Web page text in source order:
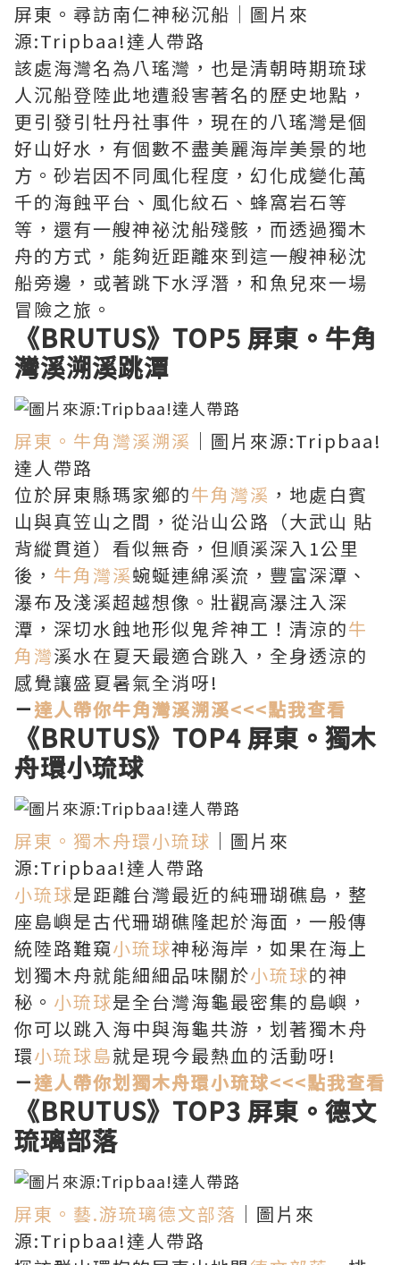
屏東。尋訪南仁神秘沉船｜圖片來
源:Tripbaa!達人帶路
該處海灣名為八瑤灣，也是清朝時期琉球
人沉船登陸此地遭殺害著名的歷史地點，
更引發引牡丹社事件，現在的八瑤灣是個
好山好水，有個數不盡美麗海岸美景的地
方。砂岩因不同風化程度，幻化成變化萬
千的海蝕平台、風化紋石、蜂窩岩石等
等，還有一艘神祕沈船殘骸，而透過獨木
舟的方式，能夠近距離來到這一艘神秘沈
船旁邊，或著跳下水浮潛，和魚兒來一場
冒險之旅。
《BRUTUS》TOP5 屏東。牛角
灣溪溯溪跳潭
屏東。牛角灣溪溯溪 ｜圖片來源:Tripbaa!
達人帶路
位於屏東縣瑪家鄉的牛角灣溪 ，地處白賓
山與真笠山之間，從沿山公路（大武山 貼
背縱貫道）看似無奇，但順溪深入1公里
後， 牛角灣溪蜿蜒連綿溪流，豐富深潭、
瀑布及淺溪超越想像。壯觀高瀑注入深
潭，深切水蝕地形似鬼斧神工！清涼的牛
角灣溪水在夏天最適合跳入，全身透涼的
感覺讓盛夏暑氣全消呀!
－達人帶你牛角灣溪溯溪<<<點我查看
《BRUTUS》TOP4 屏東。獨木
舟環小琉球
屏東。獨木舟環小琉球 ｜圖片來
源:Tripbaa!達人帶路
小琉球是距離台灣最近的純珊瑚礁島，整
座島嶼是古代珊瑚礁隆起於海面，一般傳
統陸路難窺小琉球神秘海岸，如果在海上
划獨木舟就能細細品味關於小琉球的神
秘。 小琉球是全台灣海龜最密集的島嶼，
你可以跳入海中與海龜共游，划著獨木舟
環小琉球島就是現今最熱血的活動呀!
－達人帶你划獨木舟環小琉球<<<點我查看
《BRUTUS》TOP3 屏東。德文
琉璃部落
屏東。藝.游琉璃德文部落 ｜圖片來
源:Tripbaa!達人帶路